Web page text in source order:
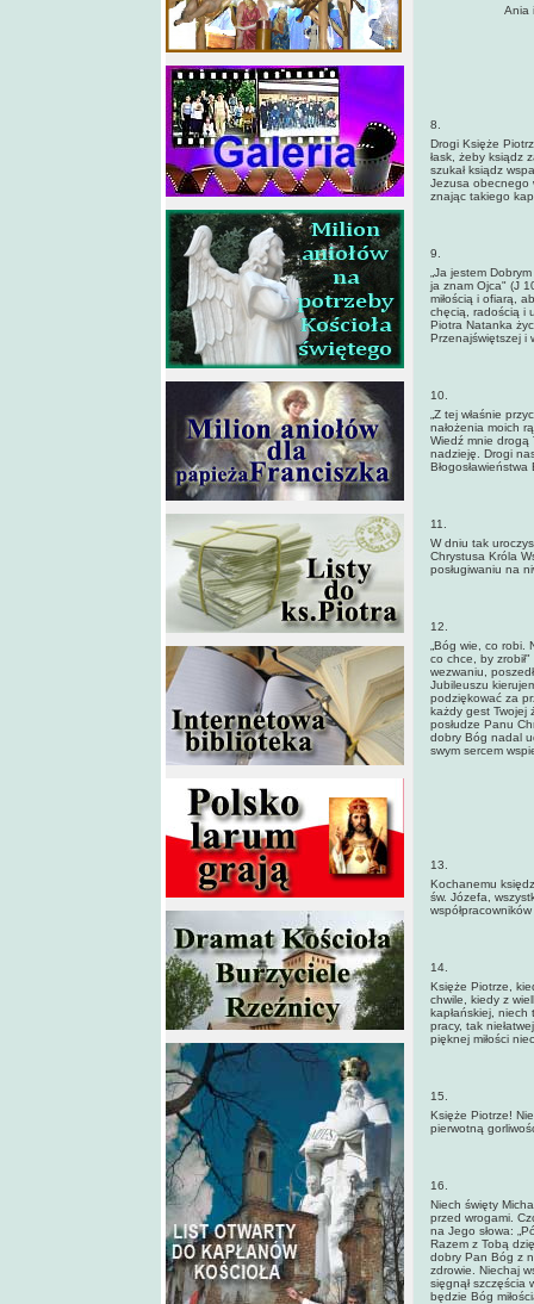
Ania
8.
Drogi Księże
łask, żeby ksiądz
szukał ksiądz
Jezusa obecnego
znając takiego
9.
„Ja jestem
ja znam Ojca" (J
miłością i ofiarą,
chęcią, radością i
Piotra Natanka
Przenajświętszej i
10.
„Z tej właśnie
nałożenia moich
Wiedź mnie drogą
nadzieję. Drogi
11.
W dniu tak
Chrystusa Króla
posługiwaniu na
12.
„Bóg wie, co
co chce, by
wezwaniu,
Jubileuszu
podziękować za
każdy gest Twojej
posłudze Panu
dobry Bóg nadal
swym sercem
13.
Kochanemu
św. Józefa,
14.
Księże Piotrze,
chwile, kiedy z
kapłańskiej, niech
pracy, tak
pięknej miłości
15.
Księże Piotrze!
pierwotną
16.
Niech święty
przed wrogami.
na Jego słowa:
Razem z Tobą
dobry Pan Bóg z
zdrowie. Niechaj
sięgnął szczęścia
będzie Bóg